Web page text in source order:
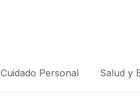
Cuidado Personal Salud y